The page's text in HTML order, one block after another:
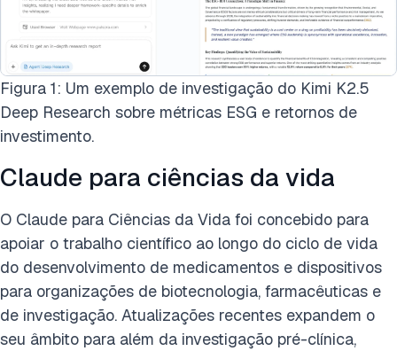
Figura 1: Um exemplo de investigação do Kimi K2.5
Deep Research sobre métricas ESG e retornos de
investimento.
Claude para ciências da vida
O Claude para Ciências da Vida foi concebido para
apoiar o trabalho científico ao longo do ciclo de vida
do desenvolvimento de medicamentos e dispositivos
para organizações de biotecnologia, farmacêuticas e
de investigação. Atualizações recentes expandem o
seu âmbito para além da investigação pré-clínica,